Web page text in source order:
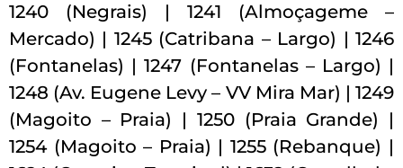
1240 (Negrais) | 1241 (Almoçageme –
Mercado) | 1245 (Catribana – Largo) | 1246
(Fontanelas) | 1247 (Fontanelas – Largo) |
1248 (Av. Eugene Levy – VV Mira Mar) | 1249
(Magoito – Praia) | 1250 (Praia Grande) |
1254 (Magoito – Praia) | 1255 (Rebanque) |